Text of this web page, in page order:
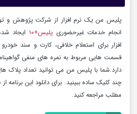
پلیس من یک نرم افزار از شرکت پژوهش و
انجام خدمات غیرحضوریپلیس+۱۰
ایجاد
افزار برای استعلام خلافی، کارت و سند
قسمت هایی مربوط به نمره های منفی
دارد.شما با پلیس من می توانید تعداد پلاک
چند کلیک ساده ببینید. برای دانلود این برنامه
مطلب مراجعه کنید.